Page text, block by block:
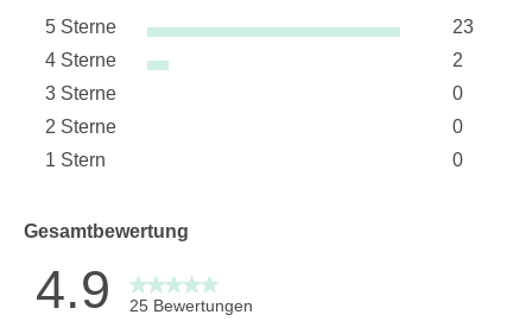
5 Sterne Sterne
23
23
4 Sterne Sterne
2
2
3 Sterne
0
0
2 Sterne
0
0
1 Stern
0
Gesamtbewertung
4.9 25 Bewertungen